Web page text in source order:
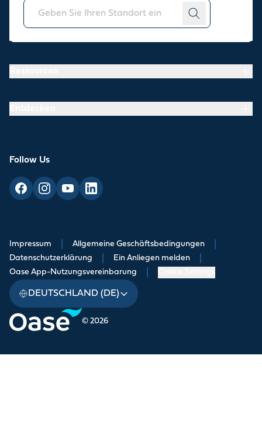
Follow Us
© 2026
Impressum Allgemeine Geschäftsbedingungen
Datenschutzerklärung Ein Anliegen melden
Oase App-Nutzungsvereinbarung
DEUTSCHLAND (DE)